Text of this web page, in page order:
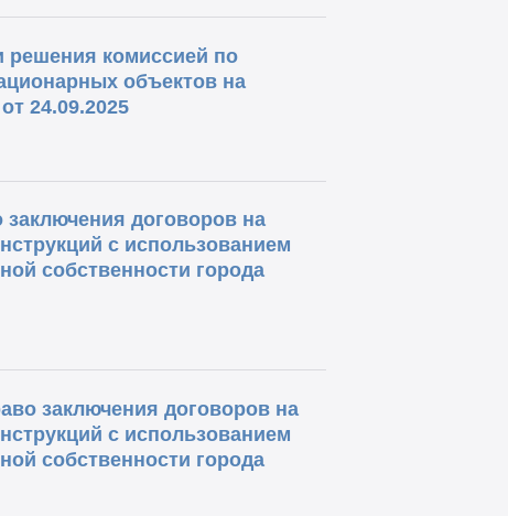
комиссией по
объектов на
24.09.2025
договоров на
с использованием
собственности города
заключения договоров на
с использованием
собственности города